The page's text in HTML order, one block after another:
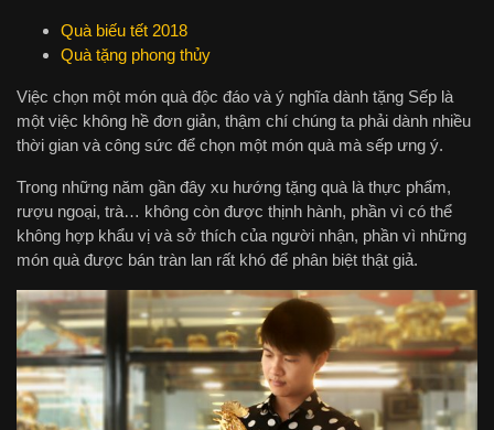
Quà biếu tết 2018
Quà tặng phong thủy
Việc chọn một món quà độc đáo và ý nghĩa dành tặng Sếp là
một việc không hề đơn giản, thậm chí chúng ta phải dành nhiều
thời gian và công sức để chọn một món quà mà sếp ưng ý.
Trong những năm gần đây xu hướng tặng quà là thực phẩm,
rượu ngoại, trà… không còn được thịnh hành, phần vì có thể
không hợp khẩu vị và sở thích của người nhận, phần vì những
món quà được bán tràn lan rất khó để phân biệt thật giả.